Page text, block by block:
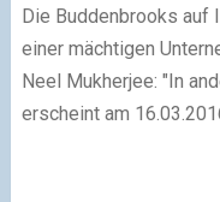
Die Buddenbrooks auf
einer mächtigen
Neel Mukherjee: "In
erscheint am